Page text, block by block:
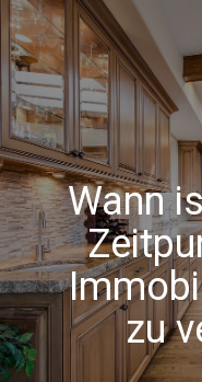
Wann
zu